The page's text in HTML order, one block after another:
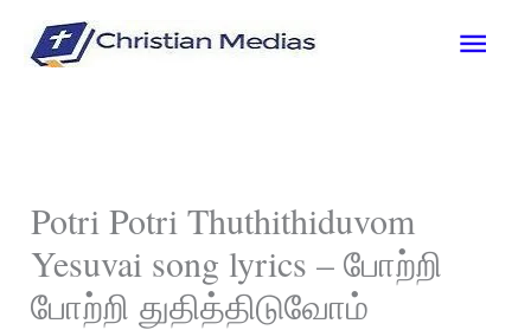
Main
Potri Potri Thuthithiduvom
Yesuvai song lyrics – போற்றி
போற்றி துதித்திடுவோம்